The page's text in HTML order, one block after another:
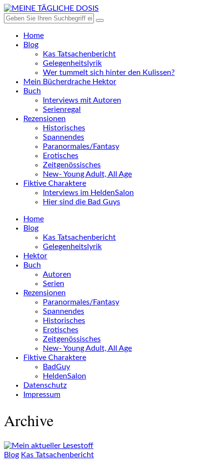
Home
Blog
Kas Tatsachenbericht
Gelegenheitslyrik
Wer tummelt sich hinter den Kulissen?
Mein Bücherdrache Hektor
Buch
Interviews mit Autoren
Serienregal
Rezensionen
Historisches
Spannendes
Paranormales/Fantasy
Erotisches
Zeitgenössisches
New- Young Adult, All Age
Fiktive Charaktere
Interviews im HeldenSalon
Hier sind die Bad Guys
Home
Blog
Kas Tatsachenbericht
Gelegenheitslyrik
Hektor
Buch
Autoren
Serien
Rezensionen
Paranormales/Fantasy
Spannendes
Historisches
Erotisches
Zeitgenössisches
New- Young Adult, All Age
Fiktive Charaktere
BadGuy
HeldenSalon
Datenschutz
Impressum
Archive
Blog Kas Tatsachenbericht